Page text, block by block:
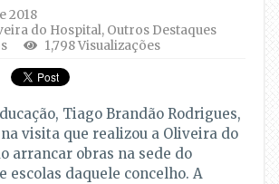
2018
do Hospital, Outros Destaques
1,798 Visualizações
Tiago Brandão Rodrigues,
visita que realizou a Oliveira do
arrancar obras na sede do
escolas daquele concelho. A